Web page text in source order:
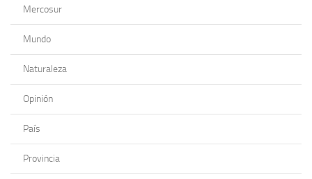
Mercosur
Mundo
Naturaleza
Opinión
País
Provincia